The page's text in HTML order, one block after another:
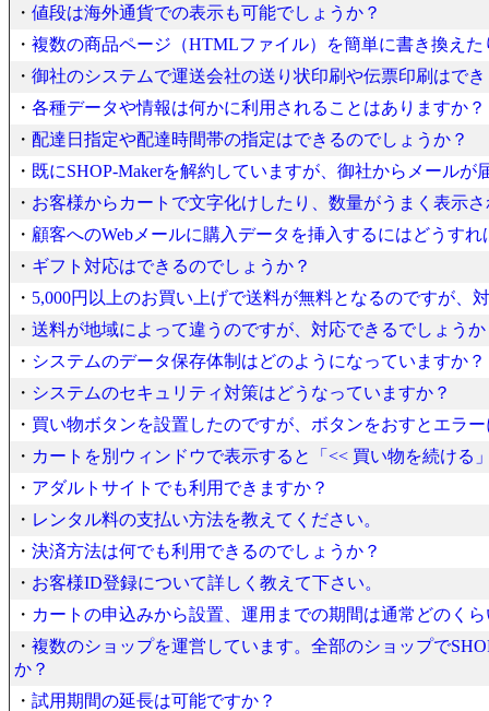
・ 値段は海外通貨での表示も可能でしょうか？
・ 複数の商品ページ（HTMLファイル）を簡単に書き換え
・ 御社のシステムで運送会社の送り状印刷や伝票印刷はで
・ 各種データや情報は何かに利用されることはありますか？
・ 配達日指定や配達時間帯の指定はできるのでしょうか？
・ 既にSHOP-Makerを解約していますが、御社からメールが
・ お客様からカートで文字化けしたり、数量がうまく表示
・ 顧客へのWebメールに購入データを挿入するにはどうす
・ ギフト対応はできるのでしょうか？
・ 5,000円以上のお買い上げで送料が無料となるのですが、
・ 送料が地域によって違うのですが、対応できるでしょうか
・ システムのデータ保存体制はどのようになっていますか？
・ システムのセキュリティ対策はどうなっていますか？
・ 買い物ボタンを設置したのですが、ボタンをおすとエラ
・ カートを別ウィンドウで表示すると「<< 買い物を続ける
・ アダルトサイトでも利用できますか？
・ レンタル料の支払い方法を教えてください。
・ 決済方法は何でも利用できるのでしょうか？
・ お客様ID登録について詳しく教えて下さい。
・ カートの申込みから設置、運用までの期間は通常どのく
・ 複数のショップを運営しています。全部のショップで
か？
・ 試用期間の延長は可能ですか？